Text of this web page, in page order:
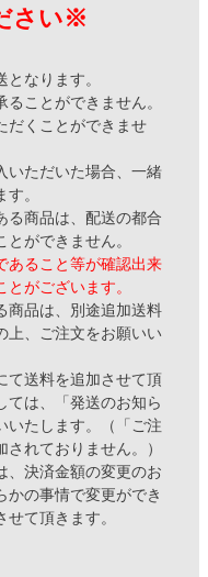
さい※
なります。
ることができません。
だくことができませ
いただいた場合、一緒
。
る商品は、配送の都合
ができません。
あること等が確認出来
がございます。
商品は、別途追加送料
上、ご注文をお願いい
て送料を追加させて頂
ては、「発送のお知ら
いたします。（「ご注
れておりません。）
、決済金額の変更のお
かの事情で変更ができ
て頂きます。